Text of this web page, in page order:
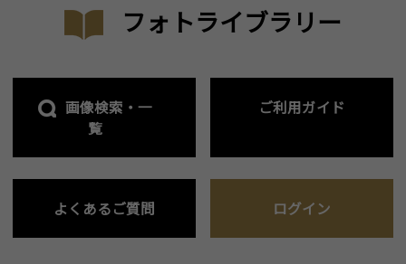
フォトライブラリー
画像検索・一
覧
ご利用ガイド
よくあるご質問 ログイン